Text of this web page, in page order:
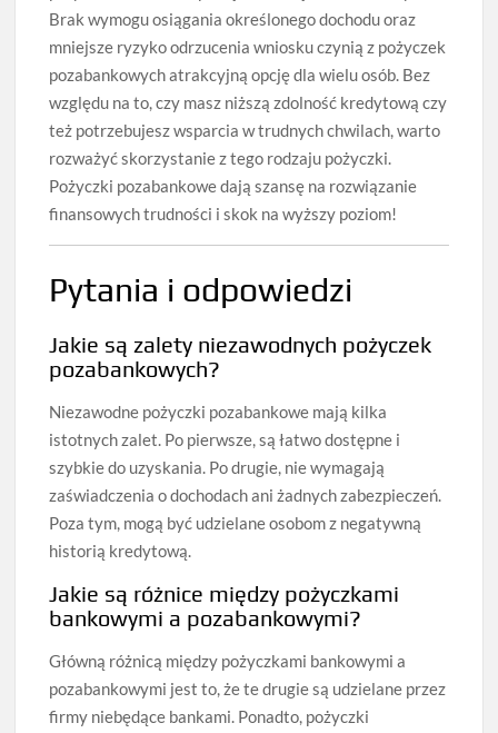
Brak wymogu osiągania określonego dochodu oraz
mniejsze ryzyko odrzucenia wniosku czynią z pożyczek
pozabankowych atrakcyjną opcję dla wielu osób. Bez
względu na to, czy masz niższą zdolność kredytową czy
też potrzebujesz wsparcia w trudnych chwilach, warto
rozważyć skorzystanie z tego rodzaju pożyczki.
Pożyczki pozabankowe dają szansę na rozwiązanie
finansowych trudności i skok na wyższy poziom!
Pytania i odpowiedzi
Jakie są zalety niezawodnych pożyczek
pozabankowych?
Niezawodne pożyczki pozabankowe mają kilka
istotnych zalet. Po pierwsze, są łatwo dostępne i
szybkie do uzyskania. Po drugie, nie wymagają
zaświadczenia o dochodach ani żadnych zabezpieczeń.
Poza tym, mogą być udzielane osobom z negatywną
historią kredytową.
Jakie są różnice między pożyczkami
bankowymi a pozabankowymi?
Główną różnicą między pożyczkami bankowymi a
pozabankowymi jest to, że te drugie są udzielane przez
firmy niebędące bankami. Ponadto, pożyczki